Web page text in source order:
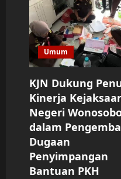
Umum
KJN Dukung
Kinerja
Negeri
dalam
Dugaan
Penyimpangan
Bantuan PKH